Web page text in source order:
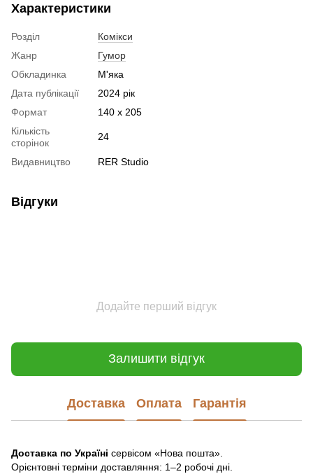
Характеристики
Розділ
Комікси
Жанр
Гумор
Обкладинка
М'яка
Дата публікації
2024 рік
Формат
140 х 205
Кількість
сторінок
24
Видавництво RER Studio
Відгуки
Додайте перший відгук
Залишити відгук
Доставка Оплата Гарантія
Доставка по Україні сервісом «Нова пошта».
Орієнтовні терміни доставляння: 1–2 робочі дні.